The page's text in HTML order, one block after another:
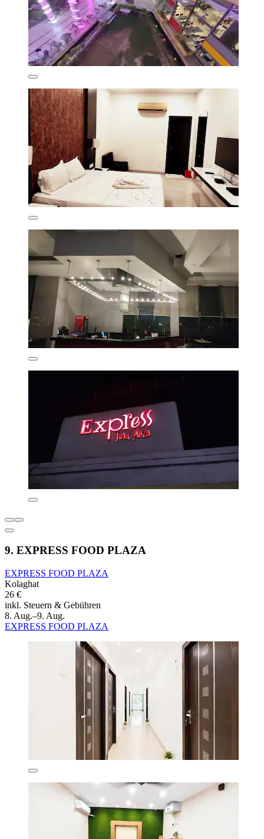
9. EXPRESS FOOD PLAZA
EXPRESS FOOD PLAZA
Kolaghat
26 €
inkl. Steuern & Gebühren
8. Aug.–9. Aug.
EXPRESS FOOD PLAZA